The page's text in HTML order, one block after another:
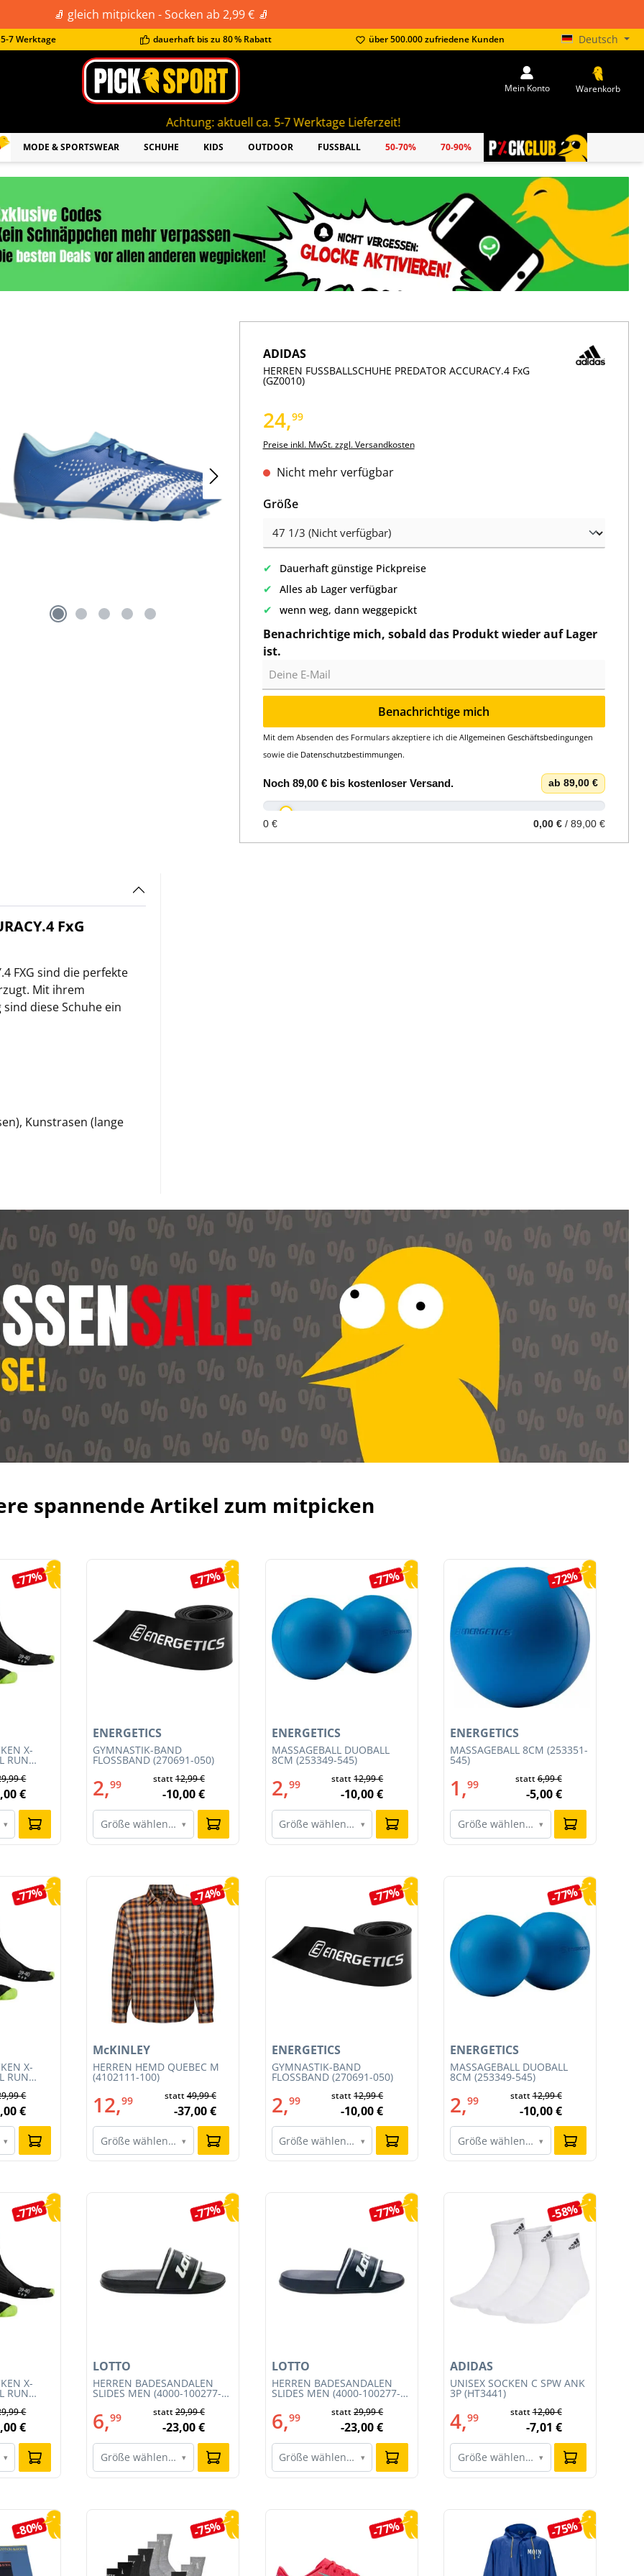
🧦 gleich mitpicken - Socken ab 2,99 € 🧦
7 Werktage dauerhaft bis zu 80 % Rabatt über 500.000 zufriedene Kunden Deutsch
Achtung: aktuell ca. 5-7 Werktage Lieferzeit!
Mein Konto Warenkorb
MODE & SPORTSWEAR SCHUHE KIDS OUTDOOR FUSSBALL 50-70% 70-90% PICKCLUB
ADIDAS
HERREN FUSSBALLSCHUHE PREDATOR ACCURACY.4 FxG
(GZ0010)
24,99
Preise inkl. MwSt. zzgl. Versandkosten
Nicht mehr verfügbar
Größeauswählen
✔ Dauerhaft günstige Pickpreise
✔ Alles ab Lager verfügbar
✔ wenn weg, dann weggepickt
Benachrichtige mich, sobald das Produkt wieder auf Lager
ist.
Benachrichtige mich
Mit dem Absenden des Formulars akzeptiere ich die Allgemeinen Geschäftsbedingungen
sowie die Datenschutzbestimmungen.
Noch 89,00 €bis kostenloser Versand. ab 89,00 €
0 € 0,00 € / 89,00 €
FxG
FXG sind die perfekte
Mit ihrem
diese Schuhe ein
Kunstrasen (lange
spannende Artikel zum mitpicken
-77%
X-
RUN
€
€
▾
-77%
GYMNASTIK-BAND
FLOSSBAND (270691-050)
ENERGETICS
2,99 statt12,99 €
-10,00 €
Größe wählen… ▾
-77%
MASSAGEBALL DUOBALL
8CM (253349-545)
ENERGETICS
2,99 statt12,99 €
-10,00 €
Größe wählen… ▾
-72%
MASSAGEBALL 8CM (253351-
545)
ENERGETICS
1,99 statt6,99 €
-5,00 €
Größe wählen… ▾
-77%
X-
RUN
€
€
▾
-74%
HERREN HEMD QUEBEC M
(4102111-100)
McKINLEY
12,99 statt49,99 €
-37,00 €
Größe wählen… ▾
-77%
GYMNASTIK-BAND
FLOSSBAND (270691-050)
ENERGETICS
2,99 statt12,99 €
-10,00 €
Größe wählen… ▾
-77%
MASSAGEBALL DUOBALL
8CM (253349-545)
ENERGETICS
2,99 statt12,99 €
-10,00 €
Größe wählen… ▾
-77%
X-
RUN
€
€
▾
-77%
HERREN BADESANDALEN
SLIDES MEN (4000-100277-
LOTTO
6,99 statt29,99 €
-23,00 €
Größe wählen… ▾
-77%
HERREN BADESANDALEN
SLIDES MEN (4000-100277-
LOTTO
6,99 statt29,99 €
-23,00 €
Größe wählen… ▾
-58%
UNISEX SOCKEN C SPW ANK
3P (HT3441)
ADIDAS
4,99 statt12,00 €
-7,01 €
Größe wählen… ▾
-80% -75% -77% -75%